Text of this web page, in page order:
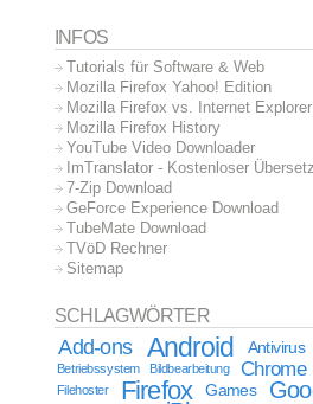
INFOS
Tutorials für Software & Web
Mozilla Firefox Yahoo! Edition
Mozilla Firefox vs. Internet Explorer
Mozilla Firefox History
YouTube Video Downloader
ImTranslator - Kostenloser
7-Zip Download
GeForce Experience Download
TubeMate Download
TVöD Rechner
Sitemap
SCHLAGWÖRTER
Add-ons Android Antivirus
Betriebssystem
Bildbearbeitung Chrome
Filehoster Firefox Games